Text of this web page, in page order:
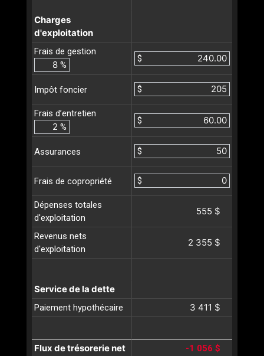
Charges
d'exploitation
Frais de gestion
%
$
Impôt foncier $
Frais d’entretien
%
$
Assurances $
Frais de copropriété $
Dépenses totales
d'exploitation
555 $
Revenus nets
d'exploitation
2 355 $
Service de la dette
Paiement hypothécaire 3 411 $
Flux de trésorerie net -1 056 $